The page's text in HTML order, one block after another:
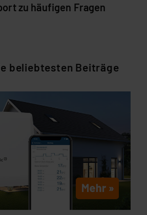
zu häufigen Fragen
beliebtesten Beiträge